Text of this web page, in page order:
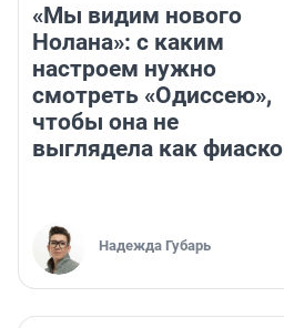
«Мы видим нового
Нолана»: с каким
настроем нужно
смотреть «Одиссею»,
чтобы она не
выглядела как фиаско
Надежда Губарь